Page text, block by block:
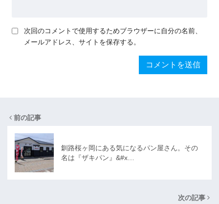
次回のコメントで使用するためブラウザーに自分の名前、
メールアドレス、サイトを保存する。
前の記事
釧路桜ヶ岡にある気になるパン屋さん。その
名は『ザキパン』&#x…
次の記事